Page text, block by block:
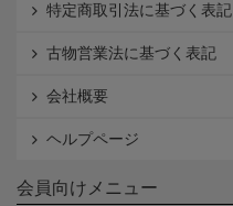
特定商取引法に基づく表記
古物営業法に基づく表記
会社概要
ヘルプページ
会員向けメニュー